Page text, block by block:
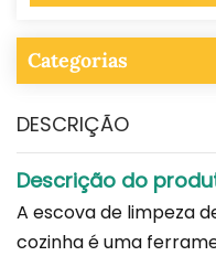
Categorias
DESCRIÇÃO
Descrição do
A escova de limpeza
cozinha é uma